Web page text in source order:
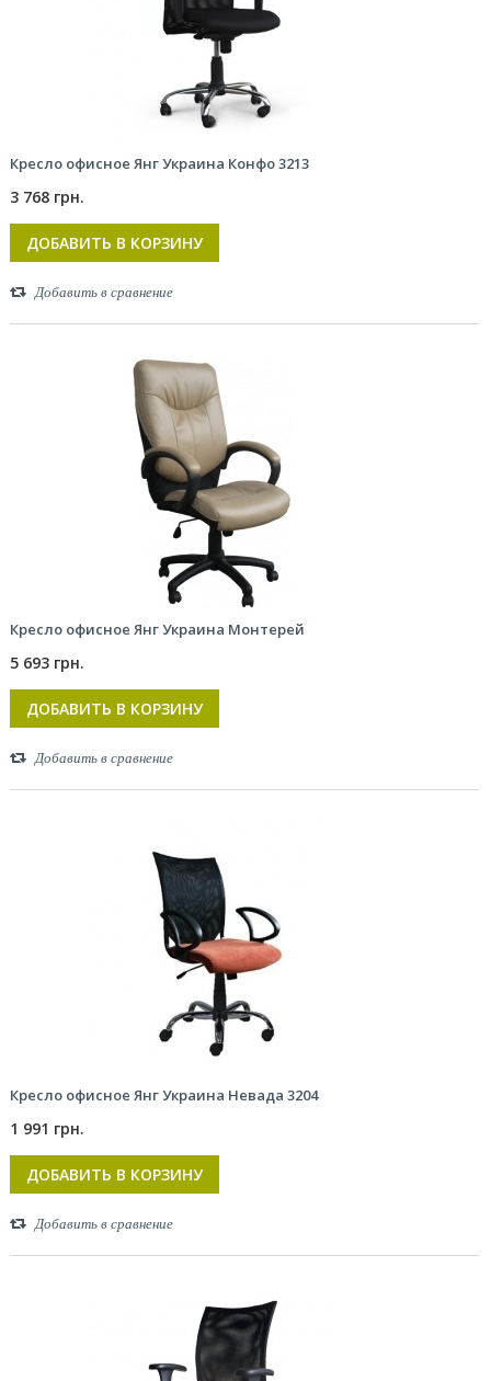
Кресло офисное Янг Украина Конфо 3213
3 768 грн.
ДОБАВИТЬ В КОРЗИНУ
Добавить в сравнение
Кресло офисное Янг Украина Монтерей
5 693 грн.
ДОБАВИТЬ В КОРЗИНУ
Добавить в сравнение
Кресло офисное Янг Украина Невада 3204
1 991 грн.
ДОБАВИТЬ В КОРЗИНУ
Добавить в сравнение